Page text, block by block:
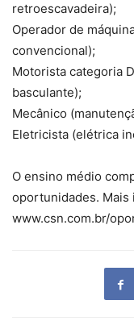
retroescavadeira);
Operador de
convencional);
Motorista categoria
basculante);
Mecânico
Eletricista (elétrica
O ensino médio
oportunidades. Mais
www.csn.com.br/